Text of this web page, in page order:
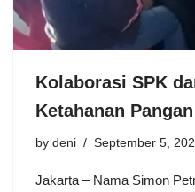
Kolaborasi SPK
Ketahanan
by deni September 5,
Jakarta – Nama Simon